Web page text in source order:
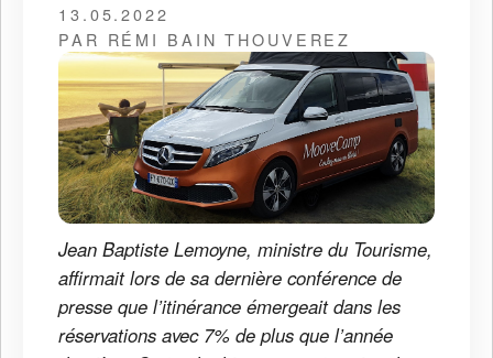
13.05.2022
PAR RÉMI BAIN THOUVEREZ
Jean Baptiste Lemoyne, ministre du Tourisme,
affirmait lors de sa dernière conférence de
presse que l’itinérance émergeait dans les
réservations avec 7% de plus que l’année